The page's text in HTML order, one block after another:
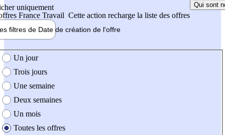
uniquement
France Travail Cette action recharge la liste des offres
Qui sont
filtres de Date de création de l'offre
création de l'offre
Un jour
Trois jours
Une semaine
Deux semaines
Un mois
Toutes les offres